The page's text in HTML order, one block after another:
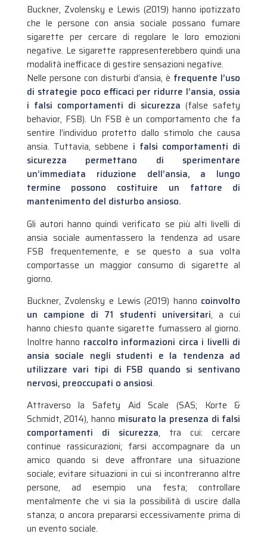
Buckner, Zvolensky e Lewis (2019) hanno ipotizzato
che le persone con ansia sociale possano fumare
sigarette per cercare di regolare le loro emozioni
negative. Le sigarette rappresenterebbero quindi una
modalità inefficace di gestire sensazioni negative.
Nelle persone con disturbi d’ansia, è frequente l’uso
di strategie poco efficaci per ridurre l’ansia, ossia
i falsi comportamenti di sicurezza (false safety
behavior, FSB). Un FSB è un comportamento che fa
sentire l’individuo protetto dallo stimolo che causa
ansia. Tuttavia, sebbene i falsi comportamenti di
sicurezza permettano di sperimentare
un’immediata riduzione dell’ansia, a lungo
termine possono costituire un fattore di
mantenimento del disturbo ansioso.
Gli autori hanno quindi verificato se più alti livelli di
ansia sociale aumentassero la tendenza ad usare
FSB frequentemente, e se questo a sua volta
comportasse un maggior consumo di sigarette al
giorno.
Buckner, Zvolensky e Lewis (2019) hanno coinvolto
un campione di 71 studenti universitari, a cui
hanno chiesto quante sigarette fumassero al giorno.
Inoltre hanno raccolto informazioni circa i livelli di
ansia sociale negli studenti e la tendenza ad
utilizzare vari tipi di FSB quando si sentivano
nervosi, preoccupati o ansiosi.
Attraverso la Safety Aid Scale (SAS; Korte &
Schmidt, 2014), hanno misurato la presenza di falsi
comportamenti di sicurezza, tra cui: cercare
continue rassicurazioni; farsi accompagnare da un
amico quando si deve affrontare una situazione
sociale; evitare situazioni in cui si incontreranno altre
persone, ad esempio una festa; controllare
mentalmente che vi sia la possibilità di uscire dalla
stanza; o ancora prepararsi eccessivamente prima di
un evento sociale.